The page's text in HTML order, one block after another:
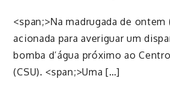
<span;>Na madrugada de ontem
acionada para averiguar um
bomba d’água próximo ao
(CSU). <span;>Uma […]